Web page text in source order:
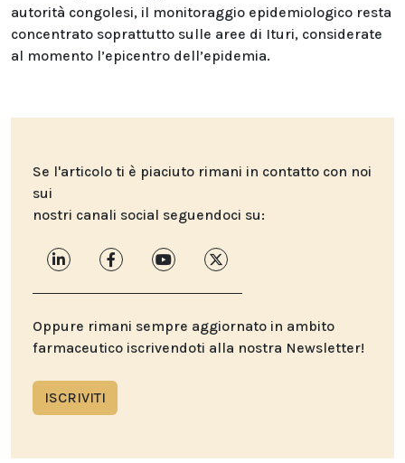
autorità congolesi, il monitoraggio epidemiologico resta
concentrato soprattutto sulle aree di Ituri, considerate
al momento l’epicentro dell’epidemia.
Se l'articolo ti è piaciuto rimani in contatto con noi
sui
nostri canali social seguendoci su:
Oppure rimani sempre aggiornato in ambito
farmaceutico iscrivendoti alla nostra Newsletter!
ISCRIVITI